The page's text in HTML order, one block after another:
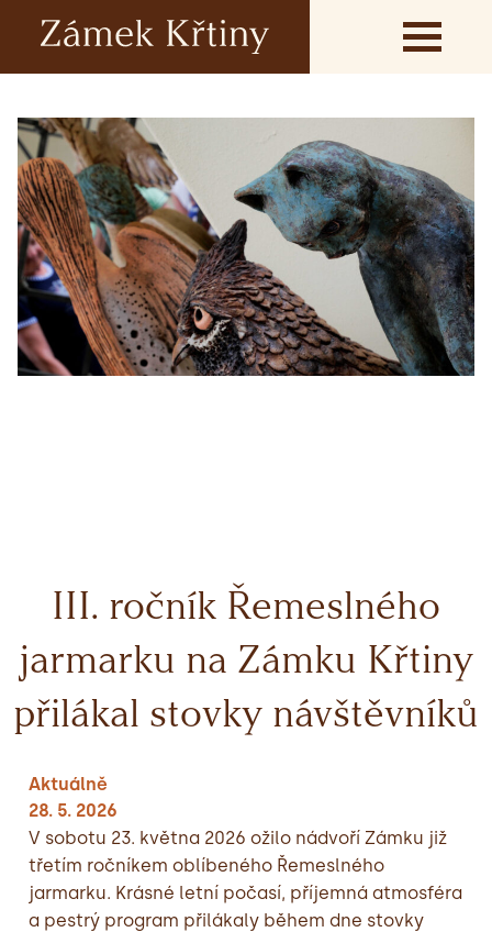
III. ročník Řemeslného
jarmarku na Zámku Křtiny
přilákal stovky návštěvníků
Aktuálně
28. 5. 2026
V sobotu 23. května 2026 ožilo nádvoří Zámku již
třetím ročníkem oblíbeného Řemeslného
jarmarku. Krásné letní počasí, příjemná atmosféra
a pestrý program přilákaly během dne stovky